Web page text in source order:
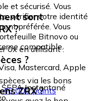
et sécurisé. Vous
vérifier votre identité
préférée. Vous
Bitnovo ou
compatible.
sont
?
0x en utilisant :
Mastercard, Apple
Instantané
?
via les bons
40 000 points
ZRX ?